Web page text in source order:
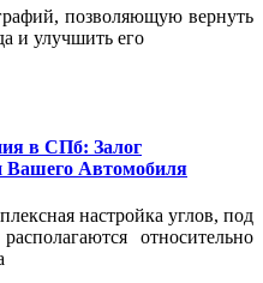
позволяющую вернуть
и улучшить его
в СПб: Залог
Вашего Автомобиля
настройка углов, под
относительно